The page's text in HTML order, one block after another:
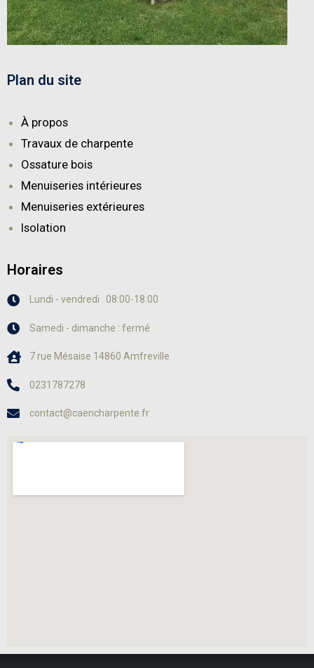
Plan du site
À propos
Travaux de charpente
Ossature bois
Menuiseries intérieures
Menuiseries extérieures
Isolation
Horaires
Lundi - vendredi : 08:00-18:00
Samedi - dimanche : fermé
7 rue Mésaise 14860 Amfreville
0231787278
contact@caencharpente.fr